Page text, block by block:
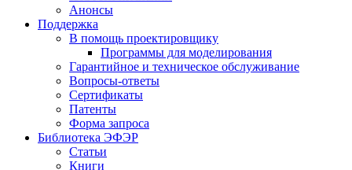
Анонсы
Поддержка
В помощь проектировщику
Программы для моделирования
Гарантийное и техническое обслуживание
Вопросы-ответы
Сертификаты
Патенты
Форма запроса
Библиотека ЭФЭР
Статьи
Книги